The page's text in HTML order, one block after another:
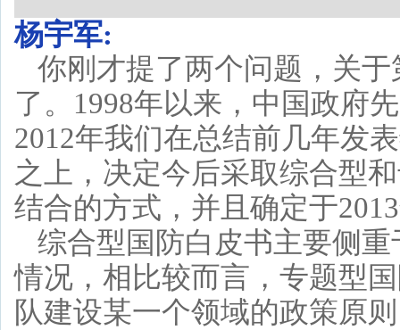
杨宇军:
你刚才提了两个问题，关
了。1998年以来，中国政府
2012年我们在总结前几年发
之上，决定今后采取综合型
结合的方式，并且确定于
综合型国防白皮书主要侧
情况，相比较而言，专题型
队建设某一个领域的政策原